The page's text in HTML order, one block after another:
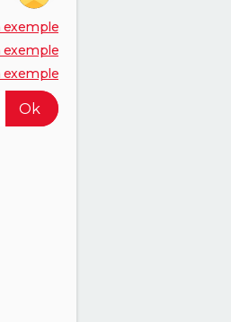
exemple
exemple
exemple